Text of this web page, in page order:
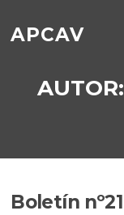
contenido
APCAV
AUTOR:
Boletín nº21